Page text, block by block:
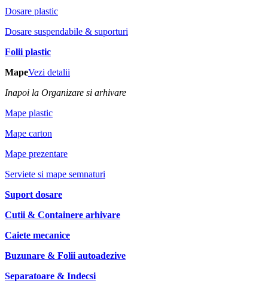
Dosare plastic
Dosare suspendabile & suporturi
Folii plastic
MapeVezi detalii
Inapoi la Organizare si arhivare
Mape plastic
Mape carton
Mape prezentare
Serviete si mape semnaturi
Suport dosare
Cutii & Containere arhivare
Caiete mecanice
Buzunare & Folii autoadezive
Separatoare & Indecsi